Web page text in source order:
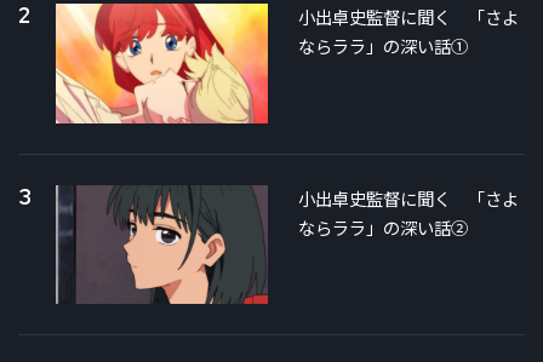
2
小出卓史監督に聞く 「さよ
ならララ」の深い話①
3
小出卓史監督に聞く 「さよ
ならララ」の深い話②